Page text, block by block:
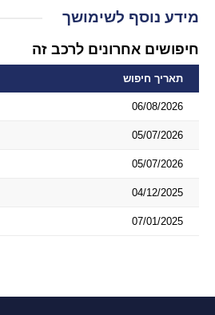
מידע נוסף לשימושך
חיפושים אחרונים לרכב זה
תאריך חיפוש
06/08/2026
05/07/2026
05/07/2026
04/12/2025
07/01/2025